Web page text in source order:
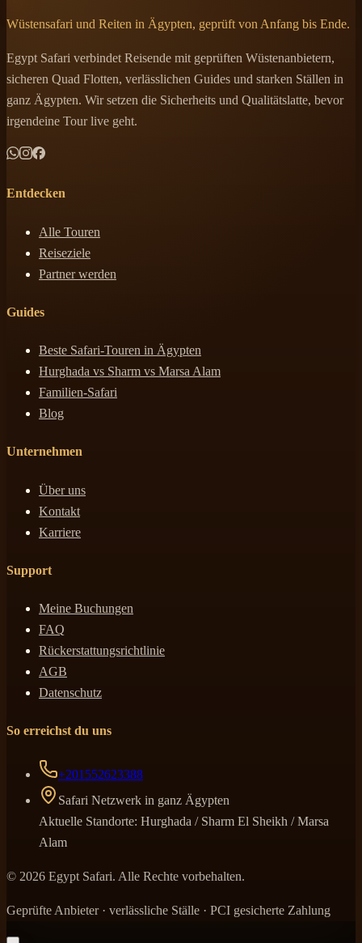
Wüstensafari und Reiten in Ägypten, geprüft von Anfang bis Ende.
Egypt Safari verbindet Reisende mit geprüften Wüstenanbietern,
sicheren Quad Flotten, verlässlichen Guides und starken Ställen in
ganz Ägypten. Wir setzen die Sicherheits und Qualitätslatte, bevor
irgendeine Tour live geht.
Entdecken
Alle Touren
Reiseziele
Partner werden
Guides
Beste Safari-Touren in Ägypten
Hurghada vs Sharm vs Marsa Alam
Familien-Safari
Blog
Unternehmen
Über uns
Kontakt
Karriere
Support
Meine Buchungen
FAQ
Rückerstattungsrichtlinie
AGB
Datenschutz
So erreichst du uns
+201552623388
Safari Netzwerk in ganz Ägypten
Aktuelle Standorte: Hurghada / Sharm El Sheikh / Marsa
Alam
© 2026 Egypt Safari. Alle Rechte vorbehalten.
Geprüfte Anbieter · verlässliche Ställe · PCI gesicherte Zahlung